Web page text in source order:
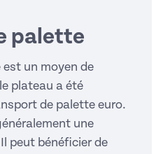
palette
un moyen de
plateau a été
de palette euro.
une
peut bénéficier de